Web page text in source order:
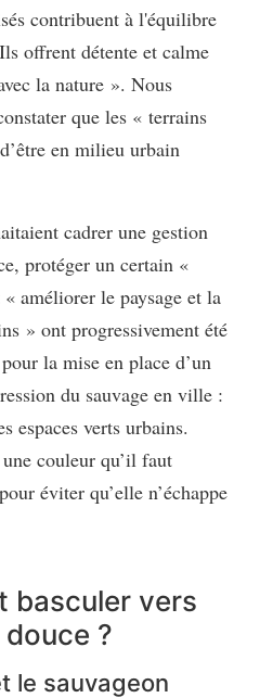
contribuent à l'équilibre
offrent détente et calme
la nature ». Nous
que les « terrains
en milieu urbain
cadrer une gestion
protéger un certain «
améliorer le paysage et la
» ont progressivement été
la mise en place d’un
du sauvage en ville :
espaces verts urbains.
une couleur qu’il faut
éviter qu’elle n’échappe
basculer vers
?
le sauvageon